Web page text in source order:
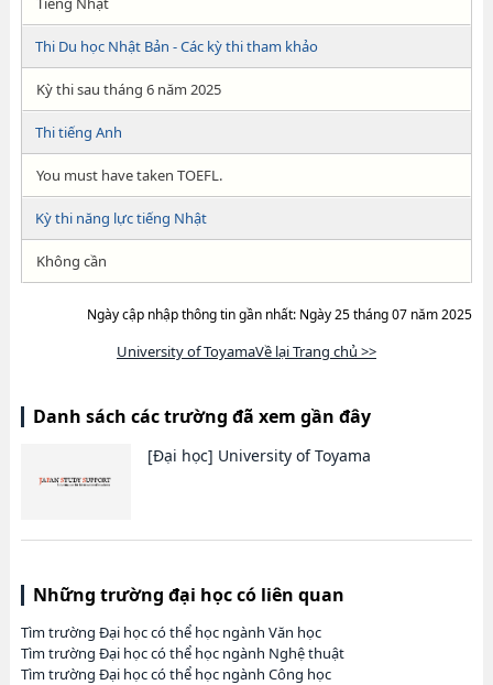
Thi Du học Nhật Bản - Các kỳ thi tham khảo
Kỳ thi sau tháng 6 năm 2025
Thi tiếng Anh
You must have taken TOEFL.
Kỳ thi năng lực tiếng Nhật
Không cần
Ngày cập nhập thông tin gần nhất: Ngày 25 tháng 07 năm 2025
University of ToyamaVề lại Trang chủ >>
Danh sách các trường đã xem gần đây
[Đại học] University of Toyama
Những trường đại học có liên quan
Tìm trường Đại học có thể học ngành Văn học
Tìm trường Đại học có thể học ngành Nghệ thuật
Tìm trường Đại học có thể học ngành Công học